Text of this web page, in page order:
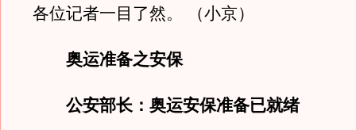
各位记者一目了然。 （小京）
奥运准备之安保
公安部长：奥运安保准备已就绪